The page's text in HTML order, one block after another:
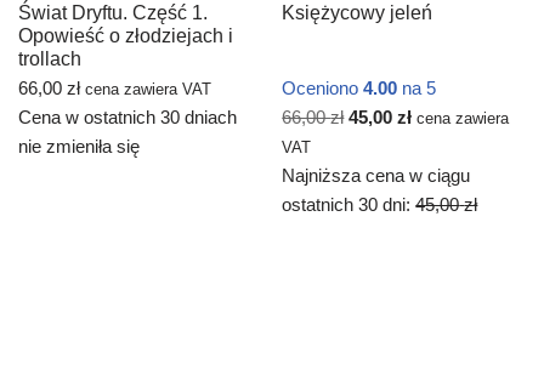
Świat Dryftu. Część 1.
Opowieść o złodziejach i
trollach
66,00 zł cena zawiera VAT
Cena w ostatnich 30 dniach
nie zmieniła się
Księżycowy jeleń
Oceniono4.00 na 5
66,00zł 45,00zł cena zawiera
VAT
Najniższa cena w ciągu
ostatnich 30 dni:45,00 zł